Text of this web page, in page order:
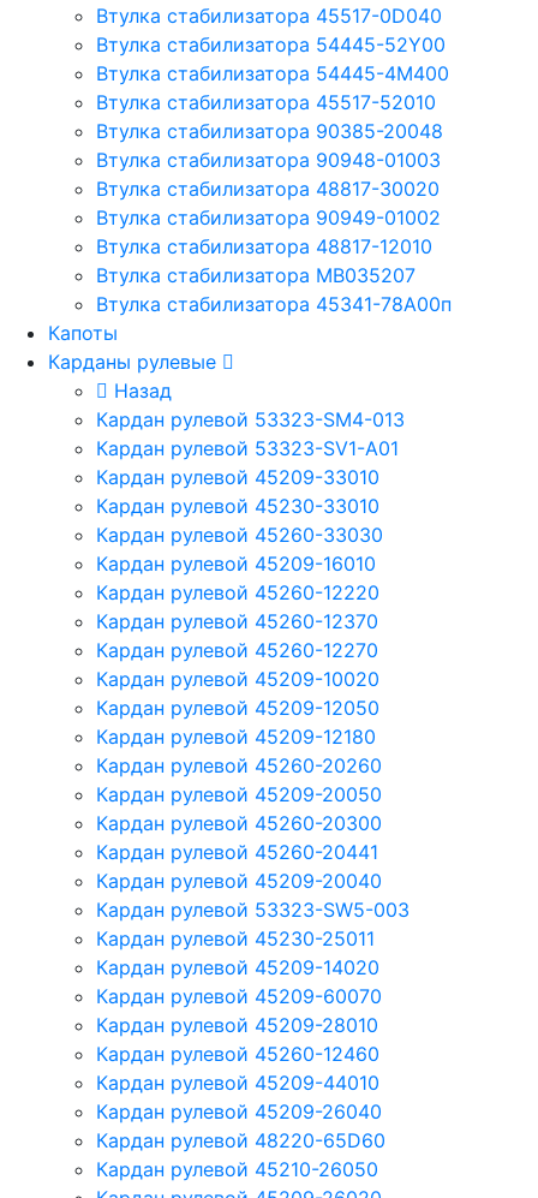
Втулка стабилизатора 45517-0D040
Втулка стабилизатора 54445-52Y00
Втулка стабилизатора 54445-4M400
Втулка стабилизатора 45517-52010
Втулка стабилизатора 90385-20048
Втулка стабилизатора 90948-01003
Втулка стабилизатора 48817-30020
Втулка стабилизатора 90949-01002
Втулка стабилизатора 48817-12010
Втулка стабилизатора MB035207
Втулка стабилизатора 45341-78A00п
Капоты
Карданы рулевые
Назад
Кардан рулевой 53323-SM4-013
Кардан рулевой 53323-SV1-A01
Кардан рулевой 45209-33010
Кардан рулевой 45230-33010
Кардан рулевой 45260-33030
Кардан рулевой 45209-16010
Кардан рулевой 45260-12220
Кардан рулевой 45260-12370
Кардан рулевой 45260-12270
Кардан рулевой 45209-10020
Кардан рулевой 45209-12050
Кардан рулевой 45209-12180
Кардан рулевой 45260-20260
Кардан рулевой 45209-20050
Кардан рулевой 45260-20300
Кардан рулевой 45260-20441
Кардан рулевой 45209-20040
Кардан рулевой 53323-SW5-003
Кардан рулевой 45230-25011
Кардан рулевой 45209-14020
Кардан рулевой 45209-60070
Кардан рулевой 45209-28010
Кардан рулевой 45260-12460
Кардан рулевой 45209-44010
Кардан рулевой 45209-26040
Кардан рулевой 48220-65D60
Кардан рулевой 45210-26050